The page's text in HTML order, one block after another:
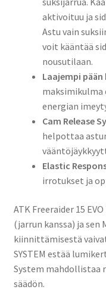
aktivoituu ja
Astu vain
voit kääntää
nousutilaan.
Laajempi
maksimikulma
energian
Cam Release
helpottaa
Elastic
irrotukset ja
ATK Freeraider 15
(jarrun kanssa) ja sen
kiinnittämisestä
SYSTEM estää
System mahdollistaa
säädön.